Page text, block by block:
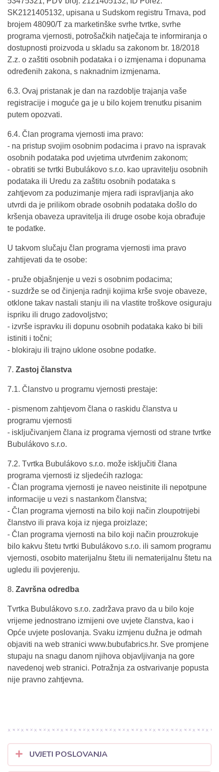
SK2121405132, upisana u Sudskom registru Trnava, pod
brojem 48090/T za marketinške svrhe tvrtke, svrhe
programa vjernosti, potrošačkih natječaja te informiranja o
dostupnosti proizvoda u skladu sa zakonom br. 18/2018
Z.z. o zaštiti osobnih podataka i o izmjenama i dopunama
određenih zakona, s naknadnim izmjenama.
6.3. Ovaj pristanak je dan na razdoblje trajanja vaše
registracije i moguće ga je u bilo kojem trenutku pisanim
putem opozvati.
6.4. Član programa vjernosti ima pravo:
- na pristup svojim osobnim podacima i pravo na ispravak
osobnih podataka pod uvjetima utvrđenim zakonom;
- obratiti se tvrtki Bubulákovo s.r.o. kao upravitelju osobnih
podataka ili Uredu za zaštitu osobnih podataka s
zahtjevom za poduzimanje mjera radi ispravljanja ako
utvrdi da je prilikom obrade osobnih podataka došlo do
kršenja obaveza upravitelja ili druge osobe koja obrađuje
te podatke.
U takvom slučaju član programa vjernosti ima pravo
zahtijevati da te osobe:
- pruže objašnjenje u vezi s osobnim podacima;
- suzdrže se od činjenja radnji kojima krše svoje obaveze,
otklone takav nastali stanju ili na vlastite troškove osiguraju
ispriku ili drugo zadovoljstvo;
- izvrše ispravku ili dopunu osobnih podataka kako bi bili
istiniti i točni;
- blokiraju ili trajno uklone osobne podatke.
7. Zastoj članstva
7.1. Članstvo u programu vjernosti prestaje:
- pismenom zahtjevom člana o raskidu članstva u
programu vjernosti
- isključivanjem člana iz programa vjernosti od strane tvrtke
Bubulákovo s.r.o.
7.2. Tvrtka Bubulákovo s.r.o. može isključiti člana
programa vjernosti iz sljedećih razloga:
- Član programa vjernosti je naveo neistinite ili nepotpune
informacije u vezi s nastankom članstva;
- Član programa vjernosti na bilo koji način zloupotrijebi
članstvo ili prava koja iz njega proizlaze;
- Član programa vjernosti na bilo koji način prouzrokuje
bilo kakvu štetu tvrtki Bubulákovo s.r.o. ili samom programu
vjernosti, osobito materijalnu štetu ili nematerijalnu štetu na
ugledu ili povjerenju.
8. Završna odredba
Tvrtka Bubulákovo s.r.o. zadržava pravo da u bilo koje
vrijeme jednostrano izmijeni ove uvjete članstva, kao i
Opće uvjete poslovanja. Svaku izmjenu dužna je odmah
objaviti na web stranici www.bubufabrics.hr. Sve promjene
stupaju na snagu danom njihova objavljivanja na gore
navedenoj web stranici. Potražnja za ostvarivanje popusta
nije pravno zahtjevna.
UVJETI POSLOVANJA